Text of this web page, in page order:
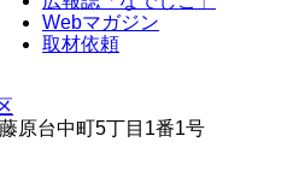
Webマガジン
取材依頼
原台中町5丁⽬1番1号